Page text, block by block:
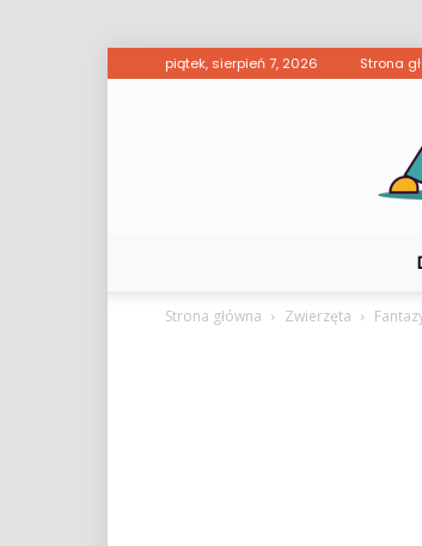
piątek, sierpień 7, 2026 Strona
Strona główna Zwierzęta